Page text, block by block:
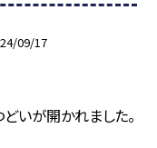
09/17
いが開かれました。